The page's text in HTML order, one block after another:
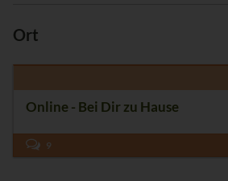
Ort
Online - Bei Dir zu Hause
9